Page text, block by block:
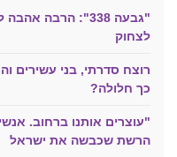
"גבעה 338": הרבה
לצחוק
רוצח סדרתי, בני עשירים
כך חלולה?
"עוצרים אותנו ברחוב.
הרשת שכבשה את ישראל